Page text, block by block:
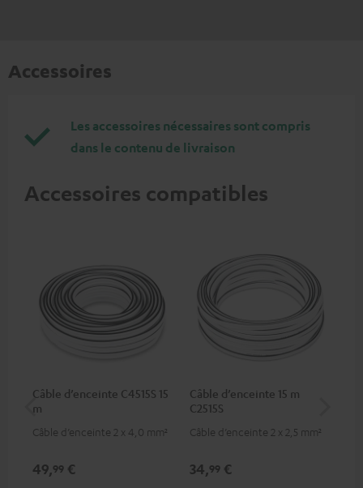
Accessoires
Les accessoires nécessaires sont compris
dans le contenu de livraison
Accessoires compatibles
Câble d’enceinte C4515S 15
m
Câble d’enceinte 2 x 4,0 mm²
49,99 €
Câble d’enceinte 15 m
C2515S
Câble d’enceinte 2 x 2,5 mm²
34,99 €